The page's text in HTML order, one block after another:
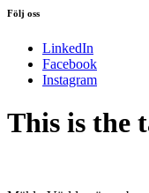
Följ oss
LinkedIn
Facebook
Instagram
This is the